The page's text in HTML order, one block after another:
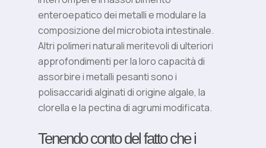
enteroepatico dei metalli e modulare la
composizione del microbiota intestinale.
Altri polimeri naturali meritevoli di ulteriori
approfondimenti per la loro capacità di
assorbire i metalli pesanti sono i
polisaccaridi alginati di origine algale, la
clorella e la pectina di agrumi modificata.
Tenendo conto del fatto che i